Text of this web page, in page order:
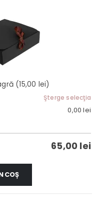
(15,00 lei)
Şterge selecţia
0,00lei
65,00 lei
COȘ